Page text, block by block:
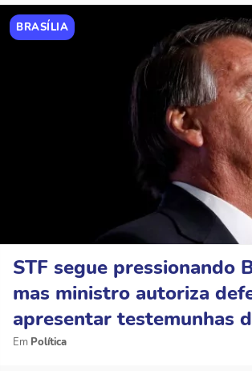
BRASÍLIA
STF segue pressionando
mas ministro autoriza
apresentar testemunhas
Política